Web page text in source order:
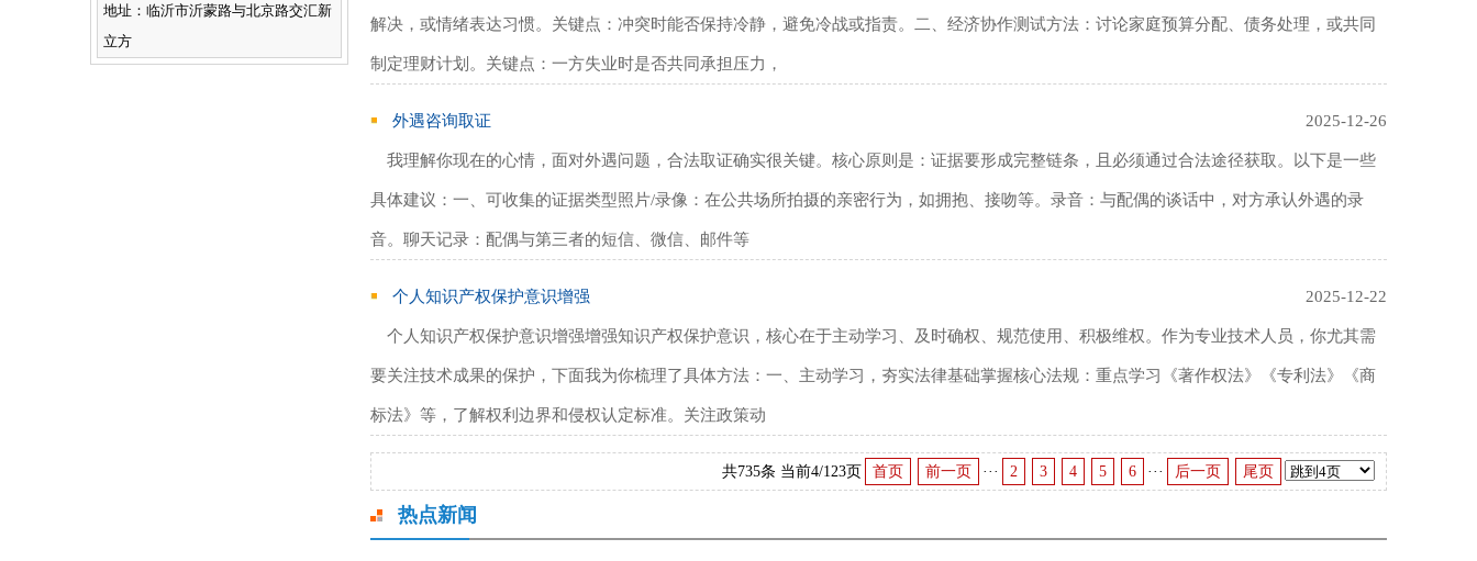
地址：临沂市沂蒙路与北京路交汇新
立方
解决，或情绪表达习惯。关键点‌：冲突时能否保持冷静，避免冷战或指责。二、经济协作测试方法‌：讨论家庭预算分配、债务处理，或共同
制定理财计划。关键点‌：一方失业时是否共同承担压力，
外遇咨询取证 2025-12-26
我理解你现在的心情，面对外遇问题，合法取证确实很关键。核心原则是：证据要形成完整链条，且必须通过合法途径获取‌。以下是一些
具体建议：一、可收集的证据类型‌照片/录像‌：在公共场所拍摄的亲密行为，如拥抱、接吻等。‌录音‌：与配偶的谈话中，对方承认外遇的录
音。‌聊天记录‌：配偶与第三者的短信、微信、邮件等
个人知识产权保护意识增强 2025-12-22
个人知识产权保护意识增强增强知识产权保护意识，核心在于‌主动学习、及时确权、规范使用、积极维权‌。作为专业技术人员，你尤其需
要关注技术成果的保护，下面我为你梳理了具体方法：一、主动学习，夯实法律基础‌掌握核心法规‌：重点学习《著作权法》《专利法》《商
标法》等，了解权利边界和侵权认定标准。‌关注政策动
共735条 当前4/123页 首页 前一页 ··· 2 3 4 5 6 ··· 后一页 尾页
热点新闻